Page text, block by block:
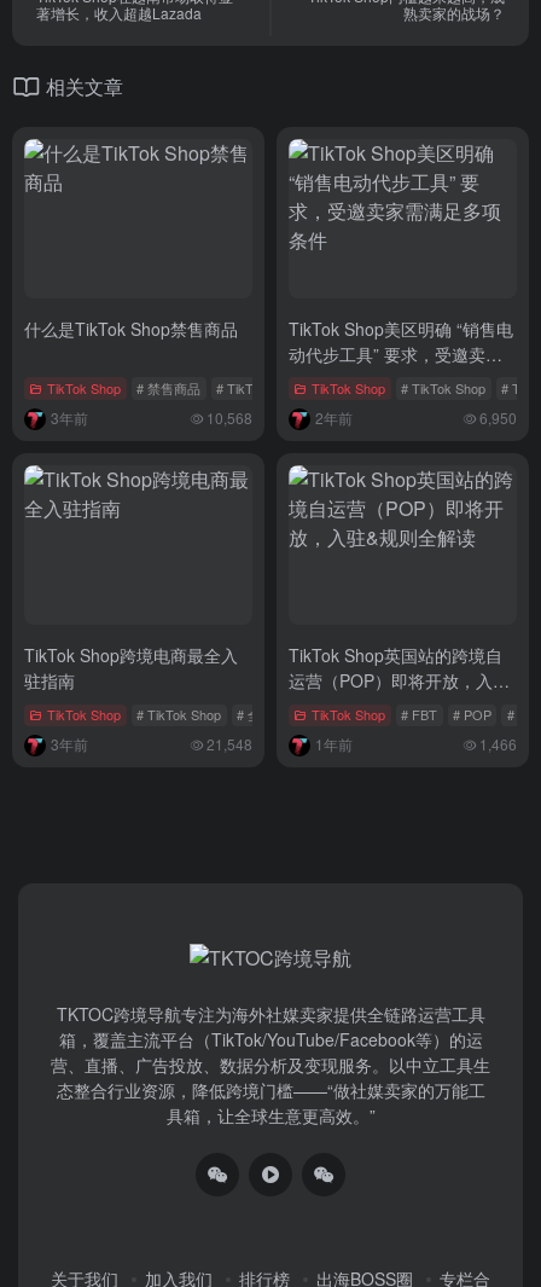
著增长，收入超越Lazada
熟卖家的战场？
相关文章
什么是TikTok Shop禁售商品
TikTok Shop # 禁售商品 # TikTok Shop禁售商品
3年前 10,568
TikTok Shop美区明确 “销售电
动代步工具” 要求，受邀卖家
需满足多项条件
TikTok Shop # TikTok Shop #
2年前 6,950
TikTok Shop跨境电商最全入
驻指南
TikTok Shop # TikTok Shop # 全托管模式 # 自运营模式
3年前 21,548
TikTok Shop英国站的跨境自
运营（POP）即将开放，入驻
&规则全解读
TikTok Shop # FBT # POP #
1年前 1,466
TKTOC跨境导航​专注为海外社媒卖家提供全链路运营工具
箱，覆盖主流平台（TikTok/YouTube/Facebook等）​的运
营、直播、广告投放、数据分析及变现服务。以中立工具生
态整合行业资源，降低跨境门槛——“做社媒卖家的万能工
具箱，让全球生意更高效。”
关于我们 加入我们 排行榜 出海BOSS圈 专栏合